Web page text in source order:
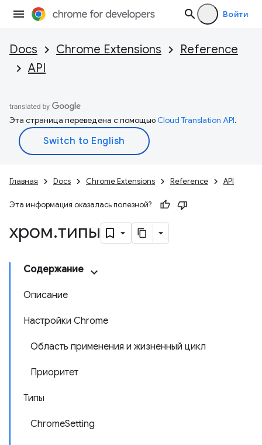
Войти
Docs Chrome Extensions
Reference
API
Эта страница переведена с помощьюCloud Translation API.
Главная Docs Chrome Extensions Reference API
Эта информация оказалась полезной?
хром.типы
Содержание
Описание
Настройки Chrome
Область применения и жизненный цикл
Приоритет
Типы
ChromeSetting